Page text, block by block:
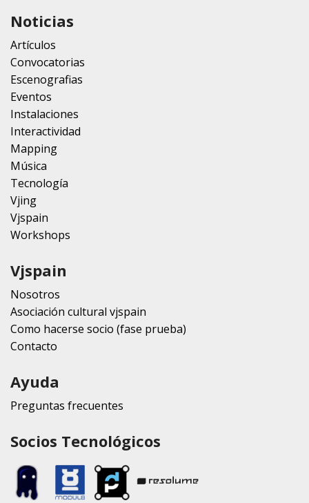
Noticias
Artículos
Convocatorias
Escenografias
Eventos
Instalaciones
Interactividad
Mapping
Música
Tecnología
Vjing
Vjspain
Workshops
Vjspain
Nosotros
Asociación cultural vjspain
Como hacerse socio (fase prueba)
Contacto
Ayuda
Preguntas frecuentes
Socios Tecnológicos